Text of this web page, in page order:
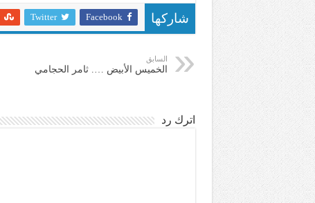
شاركها Facebook
Twitter
السابق
الخميس الأبيض …. ثامر الحجامي
اترك رد